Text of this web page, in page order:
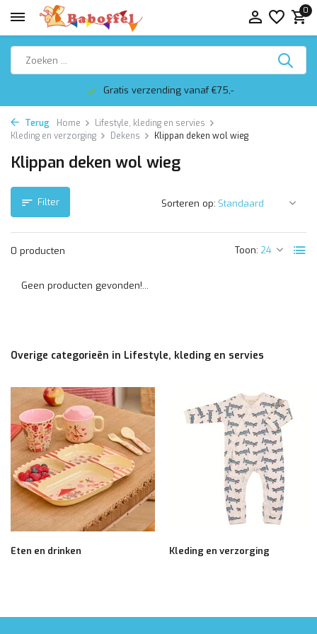
0
Gratis verzending vanaf €75,-
Terug Home
Lifestyle, kleding en servies
Kleding en verzorging
Dekens Klippan deken wol wieg
Klippan deken wol wieg
Filter
0 producten Toon:
Sorteren op:
Geen producten gevonden!...
Overige categorieën in Lifestyle, kleding en servies
Eten en drinken Kleding en verzorging